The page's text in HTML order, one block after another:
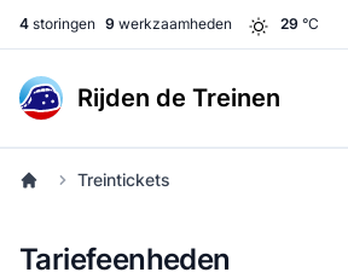
4 storingen 9 werkzaamheden 29 °C
Rijden de Treinen
Treintickets
Tariefeenheden